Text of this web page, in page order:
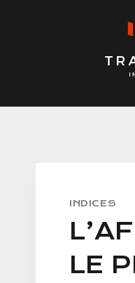
INDICES
LE